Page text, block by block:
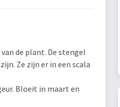
de plant. De stengel
Ze zijn er in een scala
Bloeit in maart en